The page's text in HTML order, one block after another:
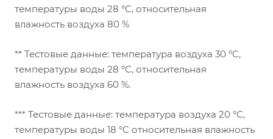
температуры воды 28 °C, относительная
влажность воздуха 80 %
** Тестовые данные: температура воздуха 30 °C,
температуры воды 28 °C, относительная
влажность воздуха 60 %.
*** Тестовые данные: температура воздуха 20 °C,
температуры воды 18 °C относительная влажность